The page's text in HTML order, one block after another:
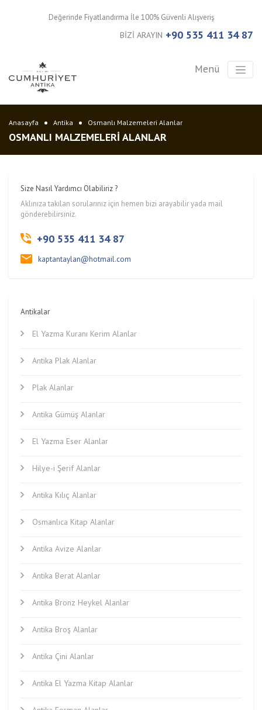
Değerinde Fiyatlandırma İle 100% Güvenli Alışveriş
BİZİ ARAYIN +90 535 411 34 87
Menü
Anasayfa Antika Osmanlı Malzemeleri Alanlar
OSMANLI MALZEMELERI ALANLAR
Size Nasıl Yardımcı Olabiliriz ?
Aklınıza takılan sorularınız için hemen bizi arayabilir yada mail
gönderebilirsiniz.
+90 535 411 34 87
kaptantaylan@hotmail.com
Antikalar
El Yazma Kuranı Kerim Alanlar
Antika Plak Alanlar
Plak Alanlar
Antika Gümüş Alanlar
El Yazma Eser Alanlar
Hilye-i Şerif Alanlar
Antika Kılıç Alanlar
Osmanlıca Kitap Alanlar
Antika Avize Alanlar
Antika Berat Alanlar
Antika Bronz Heykel Alanlar
Antika Broş Alanlar
Antika Çini Alanlar
Antika El Yazma Kitap Alanlar